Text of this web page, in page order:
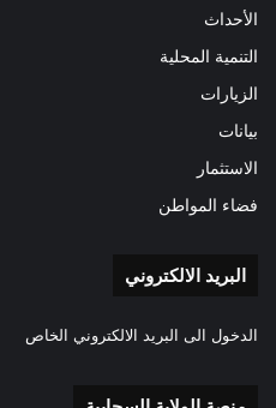
الأحداث
التنمية المحلية
الزيارات
بيانات
الاستثمار
فضاء المواطن
البريد الالكتروني
الدخول الى البريد الالكتروني الخاص